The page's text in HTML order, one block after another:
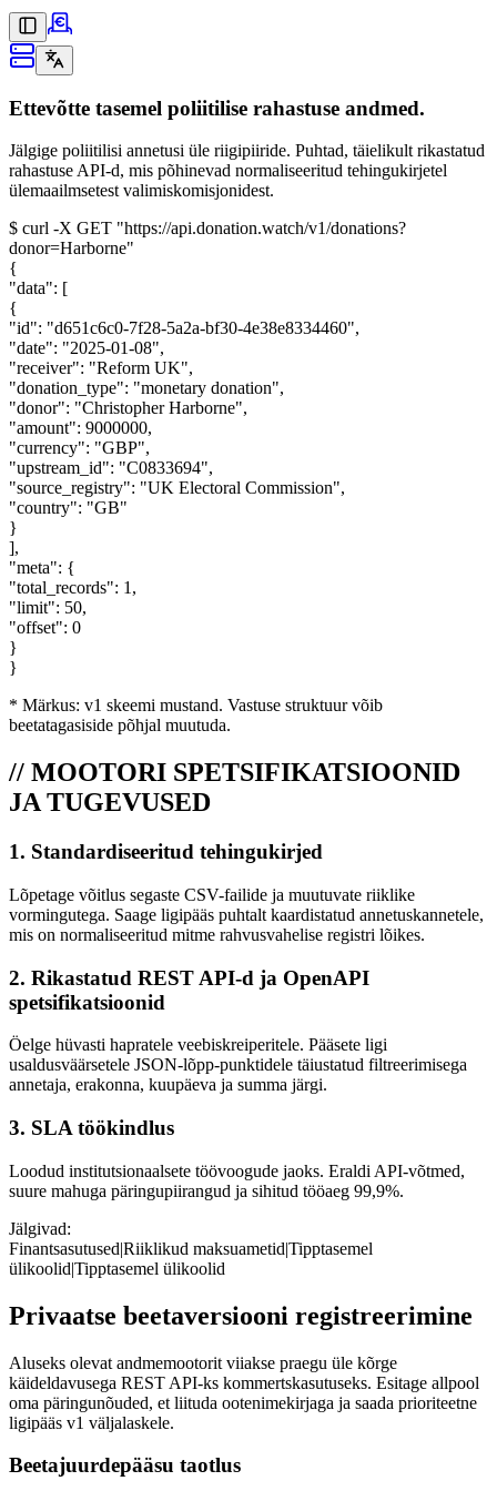
Ettevõtte tasemel poliitilise rahastuse andmed.
Jälgige poliitilisi annetusi üle riigipiiride. Puhtad, täielikult rikastatud
rahastuse API-d, mis põhinevad normaliseeritud tehingukirjetel
ülemaailmsetest valimiskomisjonidest.
$ curl -X GET "https://api.donation.watch/v1/donations?
donor=Harborne"
{
"data": [
{
"id": "d651c6c0-7f28-5a2a-bf30-4e38e8334460",
"date": "2025-01-08",
"receiver": "Reform UK",
"donation_type": "monetary donation",
"donor": "Christopher Harborne",
"amount": 9000000,
"currency": "GBP",
"upstream_id": "C0833694",
"source_registry": "UK Electoral Commission",
"country": "GB"
}
],
"meta": {
"total_records": 1,
"limit": 50,
"offset": 0
}
}
* Märkus: v1 skeemi mustand. Vastuse struktuur võib
beetatagasiside põhjal muutuda.
// MOOTORI SPETSIFIKATSIOONID
JA TUGEVUSED
1. Standardiseeritud tehingukirjed
Lõpetage võitlus segaste CSV-failide ja muutuvate riiklike
vormingutega. Saage ligipääs puhtalt kaardistatud annetuskannetele,
mis on normaliseeritud mitme rahvusvahelise registri lõikes.
2. Rikastatud REST API-d ja OpenAPI
spetsifikatsioonid
Öelge hüvasti hapratele veebiskreiperitele. Pääsete ligi
usaldusväärsetele JSON-lõpp-punktidele täiustatud filtreerimisega
annetaja, erakonna, kuupäeva ja summa järgi.
3. SLA töökindlus
Loodud institutsionaalsete töövoogude jaoks. Eraldi API-võtmed,
suure mahuga päringupiirangud ja sihitud tööaeg 99,9%.
Jälgivad:
Finantsasutused|Riiklikud maksuametid|Tipptasemel
ülikoolid|Tipptasemel ülikoolid
Privaatse beetaversiooni registreerimine
Aluseks olevat andmemootorit viiakse praegu üle kõrge
käideldavusega REST API-ks kommertskasutuseks. Esitage allpool
oma päringunõuded, et liituda ootenimekirjaga ja saada prioriteetne
ligipääs v1 väljalaskele.
Beetajuurdepääsu taotlus